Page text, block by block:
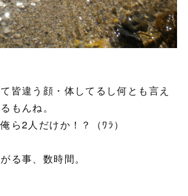
皆違う顔・体してるし何とも言え
もんね。
ら2人だけか！？（ﾜﾗ）
る事、数時間。